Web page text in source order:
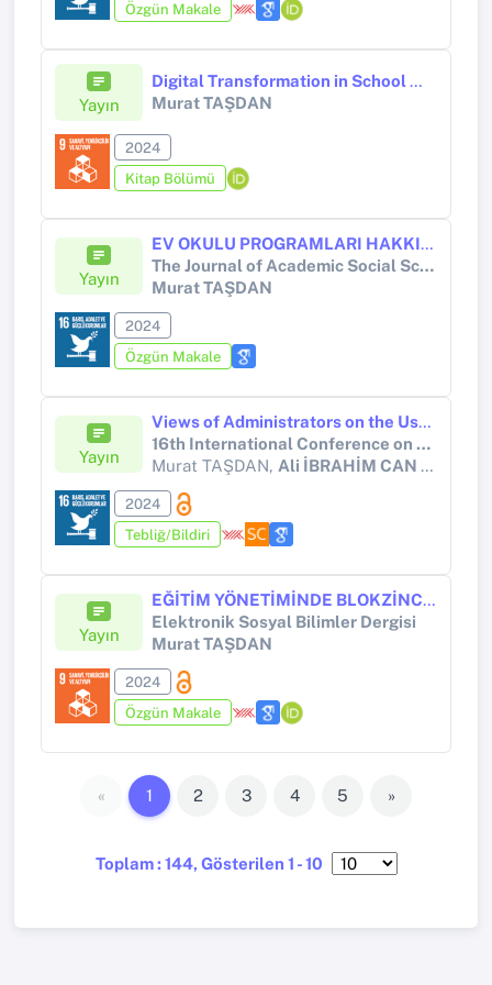
Özgün Makale
Yayın
Digital Transformation in School Management
Murat TAŞDAN
2024
Kitap Bölümü
Yayın
EV OKULU PROGRAMLARI HAKKINDA TÜRKİYE’DEKİ AKADEMİSYENLERİN GÖRÜŞLERİ; NİTEL BİR ARAŞTIRMA
The Journal of Academic Social Science Studies
Murat TAŞDAN
2024
Özgün Makale
Yayın
Views of Administrators on the Use of Social Media Networks and Tools in School Management Processes
16th International Conference on Computer Supported Education (CSEDU 2024)
Murat TAŞDAN, Ali İBRAHİM CAN GÖZÜM
2024
Tebliğ/Bildiri
Yayın
EĞİTİM YÖNETİMİNDE BLOKZİNCİR KULLANIMI: UYGULAMA ALANLARI, FIRSATLAR VE ZORLUKLAR
Elektronik Sosyal Bilimler Dergisi
Murat TAŞDAN
2024
Özgün Makale
Toplam : 144, Gösterilen 1 - 10
« 1 2 3 4 5 »